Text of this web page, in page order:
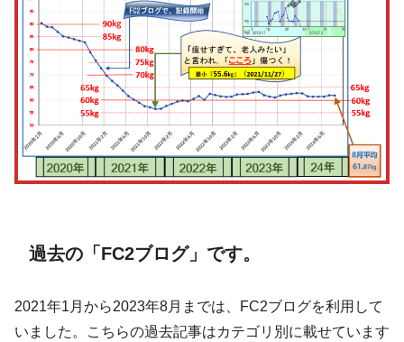
過去の「FC2ブログ」です。
2021年1月から2023年8月までは、FC2ブログを利用して
いました。こちらの過去記事はカテゴリ別に載せています